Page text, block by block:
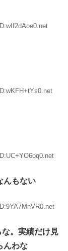
んもない
。実績だけ見
んわな